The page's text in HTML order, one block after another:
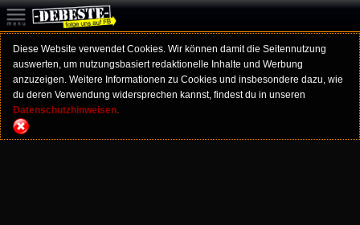
Diese Website verwendet Cookies. Wir können damit die Seitennutzung
auswerten, um nutzungsbasiert redaktionelle Inhalte und Werbung
anzuzeigen. Weitere Informationen zu Cookies und insbesondere dazu, wie
du deren Verwendung widersprechen kannst, findest du in unseren
Datenschutzhinweisen.